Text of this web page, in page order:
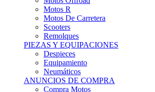
Motos R
Motos De Carretera
Scooters
Remolques
PIEZAS Y EQUIPACIONES
Despieces
Equipamiento
Neumáticos
ANUNCIOS DE COMPRA
Compra Motos